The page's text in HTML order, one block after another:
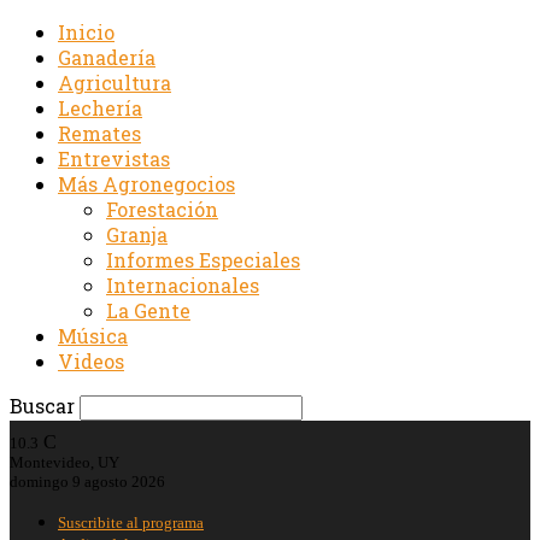
Inicio
Ganadería
Agricultura
Lechería
Remates
Entrevistas
Más Agronegocios
Forestación
Granja
Informes Especiales
Internacionales
La Gente
Música
Videos
Buscar
10.3 C
Montevideo, UY
domingo 9 agosto 2026
Suscribite al programa